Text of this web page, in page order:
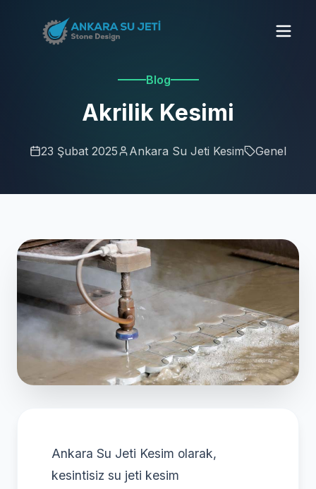
Blog
Akrilik Kesimi
23 Şubat 2025 Ankara Su Jeti Kesim Genel
Ankara Su Jeti Kesim olarak,
kesintisiz su jeti kesim